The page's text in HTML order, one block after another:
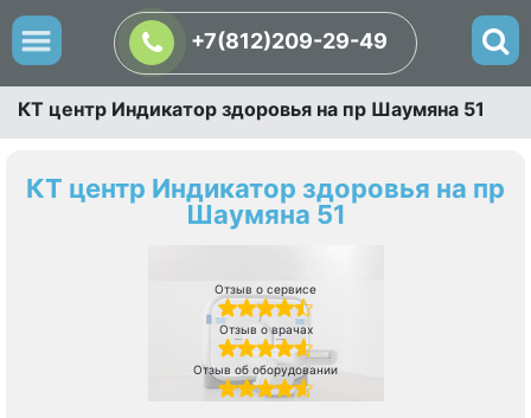
+7(812)209-29-49
КТ центр Индикатор здоровья на пр Шаумяна 51
КТ центр Индикатор здоровья на пр
Шаумяна 51
Отзыв о сервисе
Отзыв о врачах
Отзыв об оборудовании